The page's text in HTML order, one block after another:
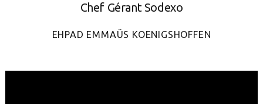
Chef Gérant Sodexo
EHPAD EMMAÜS KOENIGSHOFFEN